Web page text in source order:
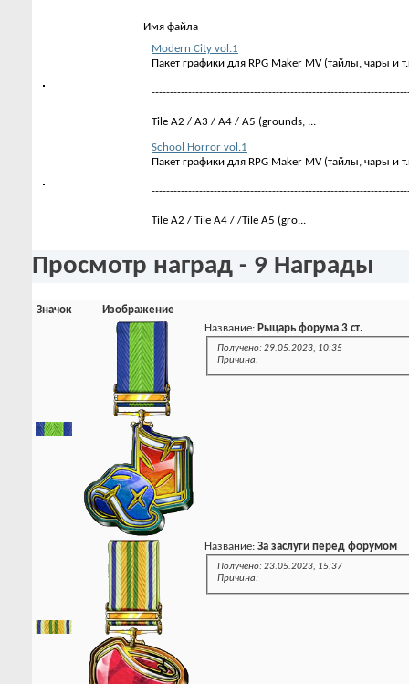
Имя файла
Modern City vol.1
Пакет графики для RPG Maker MV (тайлы, чары и
Tile A2 / A3 / A4 / A5 (grounds, ...
School Horror vol.1
Пакет графики для RPG Maker MV (тайлы, чары и
Tile A2 / Tile A4 / /Tile A5 (gro...
Просмотр наград - 9 Награды
Значок
Изображение
Название: Рыцарь форума 3 ст.
Получено: 29.05.2023, 10:35
Причина:
Название: За заслуги перед форумом
Получено: 23.05.2023, 15:37
Причина: